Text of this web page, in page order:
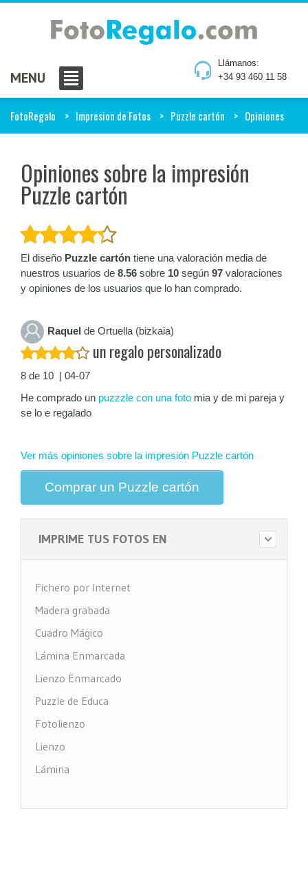
Llámanos:
+34 93 460 11 58
MENU
FotoRegalo Impresion de Fotos Puzzle cartón Opiniones
Opiniones sobre la impresión
Puzzle cartón
El diseño Puzzle cartón tiene una valoración media de
nuestros usuarios de 8.56 sobre 10 según 97 valoraciones
y opiniones de los usuarios que lo han comprado.
Raquel de Ortuella (bizkaia)
un regalo personalizado
8 de 10 | 04-07
He comprado un puzzzle con una foto mia y de mi pareja y
se lo e regalado
Ver más opiniones sobre la impresión Puzzle cartón
Comprar un Puzzle cartón
IMPRIME TUS FOTOS EN
Fichero por Internet
Madera grabada
Cuadro Mágico
Lámina Enmarcada
Lienzo Enmarcado
Puzzle de Educa
Fotolienzo
Lienzo
Lámina